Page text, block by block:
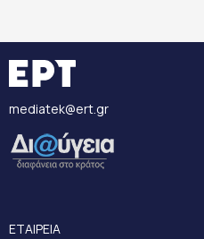
mediatek@ert.gr
ΕΤΑΙΡΕΙΑ